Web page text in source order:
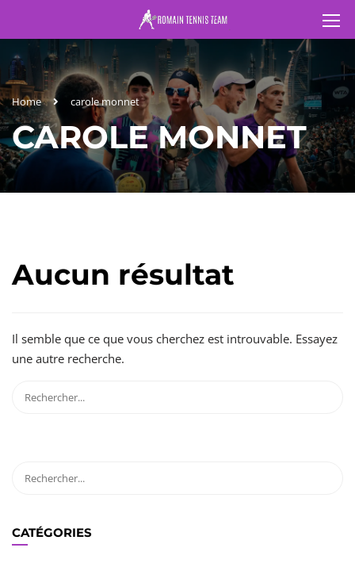
Home carole monnet
CAROLE MONNET
Aucun résultat
Il semble que ce que vous cherchez est introuvable. Essayez
une autre recherche.
CATÉGORIES